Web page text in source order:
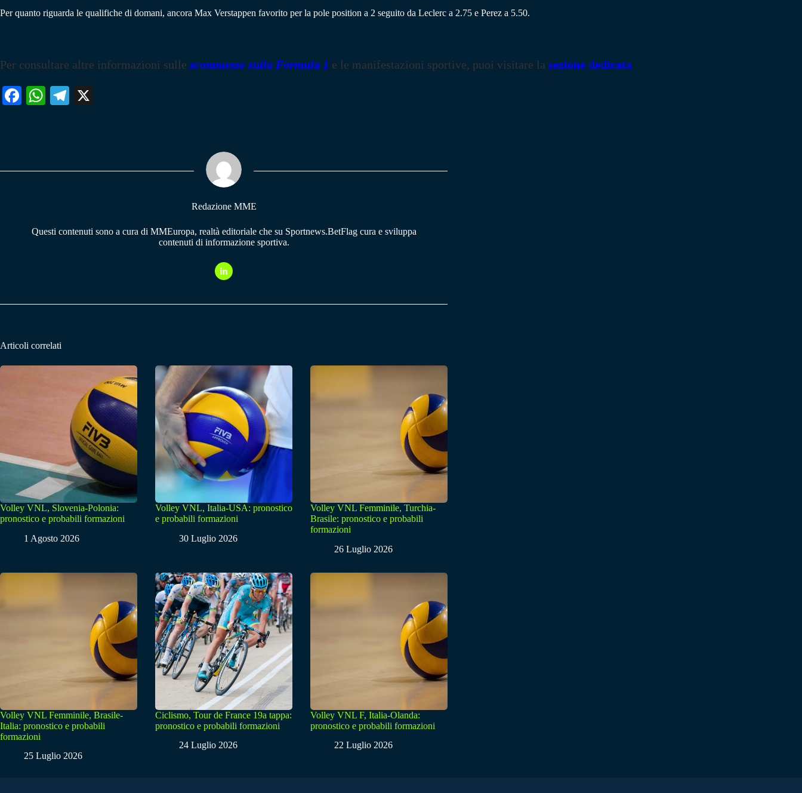
Per quanto riguarda le qualifiche di domani, ancora Max Verstappen favorito per la pole position a 2 seguito da Leclerc a 2.75 e Perez a 5.50.
Per consultare altre informazioni sulle scommesse sulla Formula 1 e le manifestazioni sportive, puoi visitare la sezione dedicata
Fa W
pp
Te
m
Redazione MME
Questi contenuti sono a cura di MMEuropa, realtà editoriale che su Sportnews.BetFlag cura e sviluppa
contenuti di informazione sportiva.
Articoli correlati
Volley VNL, Slovenia-Polonia:
pronostico e probabili formazioni
1 Agosto 2026
Volley VNL, Italia-USA: pronostico
e probabili formazioni
30 Luglio 2026
Volley VNL Femminile, Turchia-
Brasile: pronostico e probabili
formazioni
26 Luglio 2026
Volley VNL Femminile, Brasile-
Italia: pronostico e probabili
formazioni
25 Luglio 2026
Ciclismo, Tour de France 19a tappa:
pronostico e probabili formazioni
24 Luglio 2026
Volley VNL F, Italia-Olanda:
pronostico e probabili formazioni
22 Luglio 2026